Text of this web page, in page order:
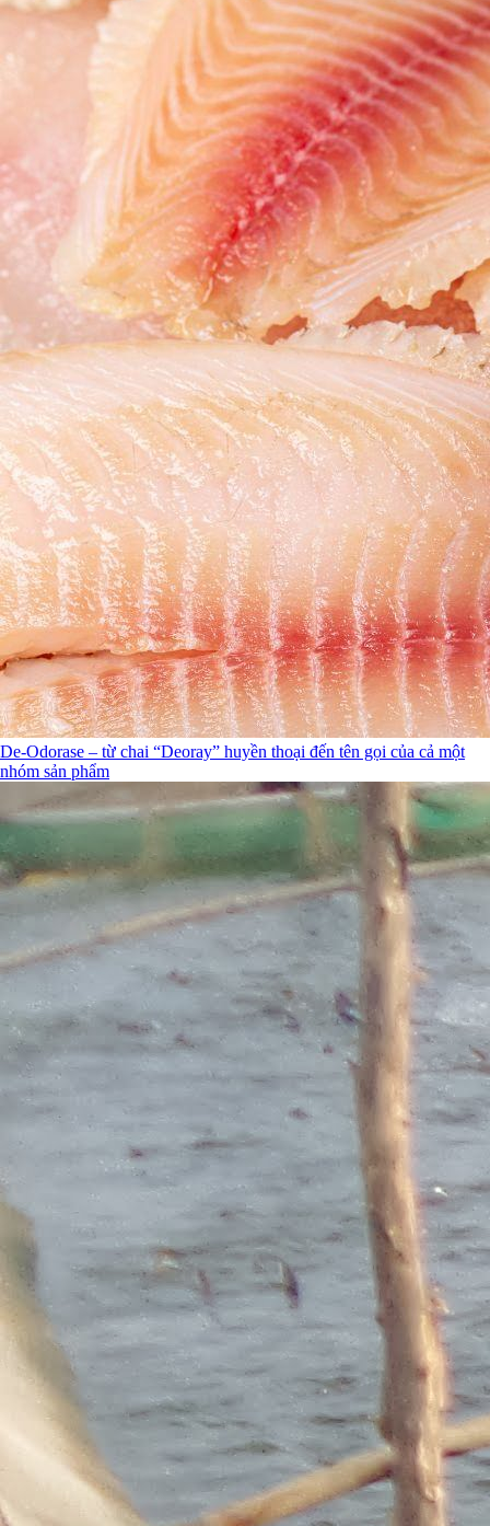
De-Odorase – từ chai “Deoray” huyền thoại đến tên gọi của cả một
nhóm sản phẩm